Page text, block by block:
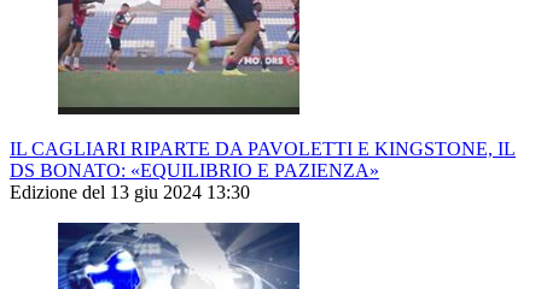
IL CAGLIARI RIPARTE DA PAVOLETTI E KINGSTONE, IL
DS BONATO: «EQUILIBRIO E PAZIENZA»
Edizione del 13 giu 2024 13:30